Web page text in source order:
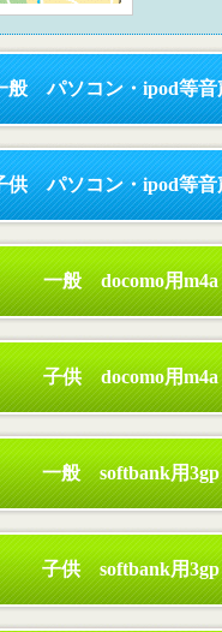
般 パソコン・ipod等
供 パソコン・ipod等
一般 docomo用
子供 docomo用
一般 softbank用
子供 softbank用